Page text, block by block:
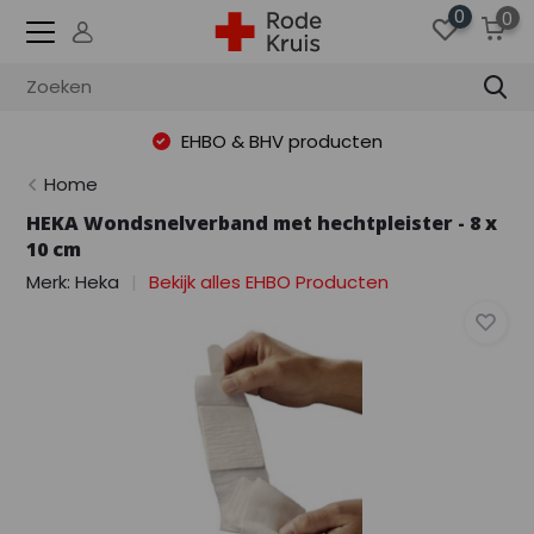
0 0
EHBO & BHV producten
Home
HEKA Wondsnelverband met hechtpleister - 8 x
10 cm
Merk:Heka Bekijk alles EHBO Producten